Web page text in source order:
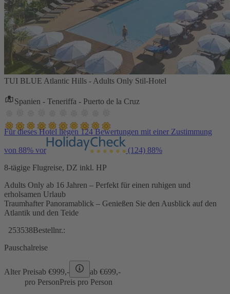
TUI BLUE Atlantic Hills - Adults Only Stil-Hotel
Spanien - Teneriffa - Puerto de la Cruz
Für dieses Hotel liegen 124 Bewertungen mit einer Zustimmung
von 88% vor (124) 88%
8-tägige Flugreise, DZ inkl. HP
Adults Only ab 16 Jahren – Perfekt für einen ruhigen und
erholsamen Urlaub
Traumhafter Panoramablick – Genießen Sie den Ausblick auf den
Atlantik und den Teide
253538Bestellnr.:
Pauschalreise
Alter Preisab €999,- ab €699,-
pro PersonPreis pro Person